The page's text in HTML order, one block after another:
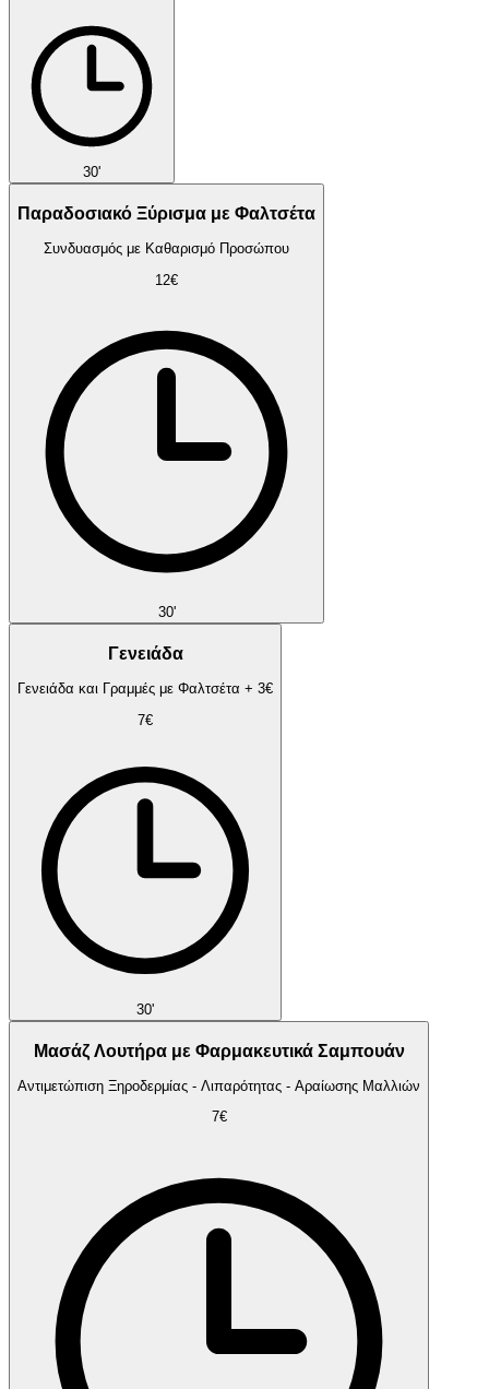
30'
Παραδοσιακό Ξύρισμα με Φαλτσέτα
Συνδυασμός με Καθαρισμό Προσώπου
12€
30'
Γενειάδα
Γενειάδα και Γραμμές με Φαλτσέτα + 3€
7€
30'
Μασάζ Λουτήρα με Φαρμακευτικά Σαμπουάν
Αντιμετώπιση Ξηροδερμίας - Λιπαρότητας - Αραίωσης Μαλλιών
7€